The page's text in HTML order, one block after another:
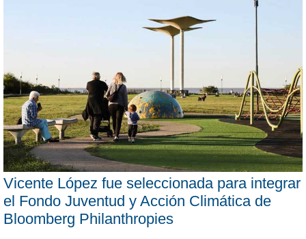
Vicente López fue seleccionada para integrar
el Fondo Juventud y Acción Climática de
Bloomberg Philanthropies